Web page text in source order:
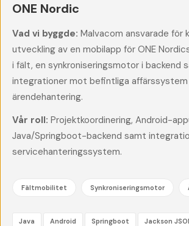
ONE Nordic
Vad vi byggde: Malvacom ansvarade för
utveckling av en mobilapp för ONE
i fält, en synkroniseringsmotor i backend
integrationer mot befintliga
ärendehantering.
Vår roll: Projektkoordinering, Android-
Java/Springboot-backend samt
servicehanteringssystem.
Fältmobilitet Synkroniseringsmotor
Java Android Springboot Jackson